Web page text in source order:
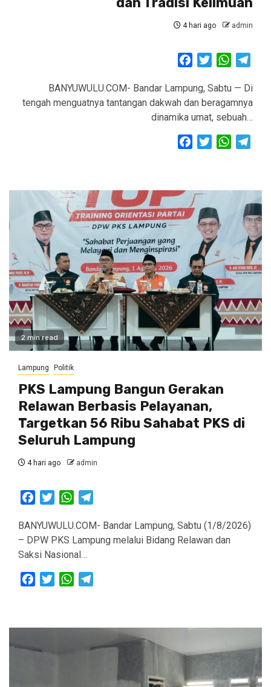
4 hari ago admin
FacebookTwitter
BANYUWULU.COM- Bandar Lampung, Sabtu — Di
tengah menguatnya tantangan dakwah dan beragamnya
dinamika umat, sebuah…
FacebookTwitter
2 min read
Lampung Politik
PKS Lampung Bangun Gerakan
Relawan Berbasis Pelayanan,
Targetkan 56 Ribu Sahabat PKS di
Seluruh Lampung
4 hari ago admin
FacebookTwitterWhatsApp
BANYUWULU.COM- Bandar Lampung, Sabtu (1/8/2026)
– DPW PKS Lampung melalui Bidang Relawan dan
Saksi Nasional…
FacebookTwitterWhatsApp